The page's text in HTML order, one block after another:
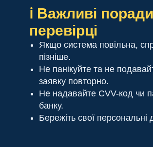
ℹ️ Важливі
перевірці
Якщо система повільна,
пізніше.
Не панікуйте та не
заявку повторно.
Не надавайте CVV-код чи
банку.
Бережіть свої персональні